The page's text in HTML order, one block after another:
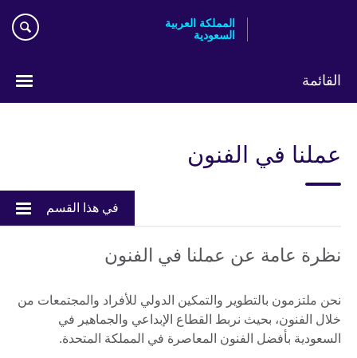
المملكة العربية
السعودية
القائمة
عملنا في الفنون
في هذا القسم
نظرة عامة عن عملنا في الفنون
نحن ملتزمون بالتطوير والتمكين الدولي للأفراد والمجتمعات من
خلال الفنون، بحيث نربط القطاع الإبداعي والجماهير في
السعودية بأفضل الفنون المعاصرة في المملكة المتحدة.